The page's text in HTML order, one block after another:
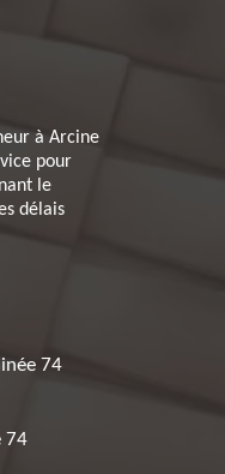
à Arcine
pour
le
délais
74
74